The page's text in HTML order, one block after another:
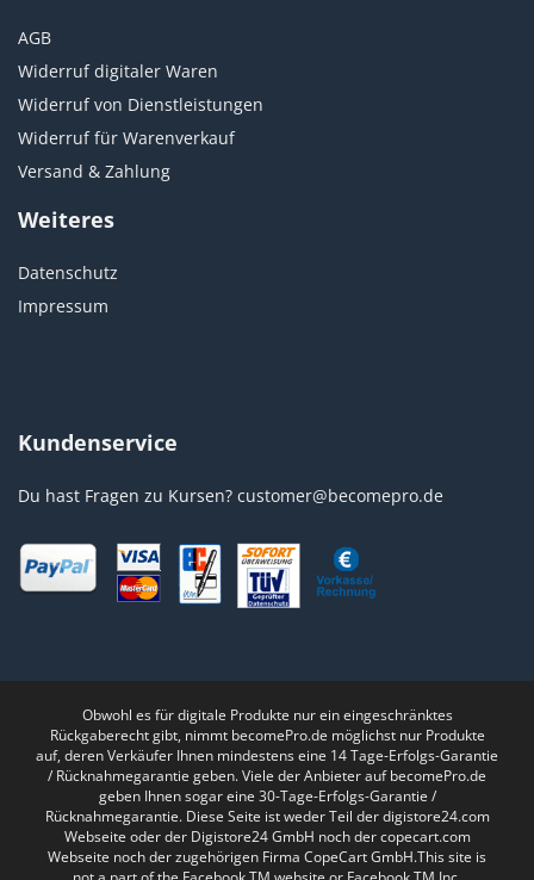
AGB
Widerruf digitaler Waren
Widerruf von Dienstleistungen
Widerruf für Warenverkauf
Versand & Zahlung
Weiteres
Datenschutz
Impressum
Kundenservice
Du hast Fragen zu Kursen? customer@becomepro.de
Obwohl es für digitale Produkte nur ein eingeschränktes
Rückgaberecht gibt, nimmt becomePro.de möglichst nur Produkte
auf, deren Verkäufer Ihnen mindestens eine 14 Tage-Erfolgs-Garantie
/ Rücknahmegarantie geben. Viele der Anbieter auf becomePro.de
geben Ihnen sogar eine 30-Tage-Erfolgs-Garantie /
Rücknahmegarantie. Diese Seite ist weder Teil der digistore24.com
Webseite oder der Digistore24 GmbH noch der copecart.com
Webseite noch der zugehörigen Firma CopeCart GmbH.This site is